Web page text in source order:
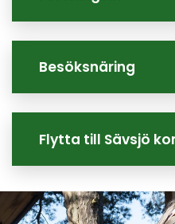
Besöksnäring
Flytta till Sävsjö